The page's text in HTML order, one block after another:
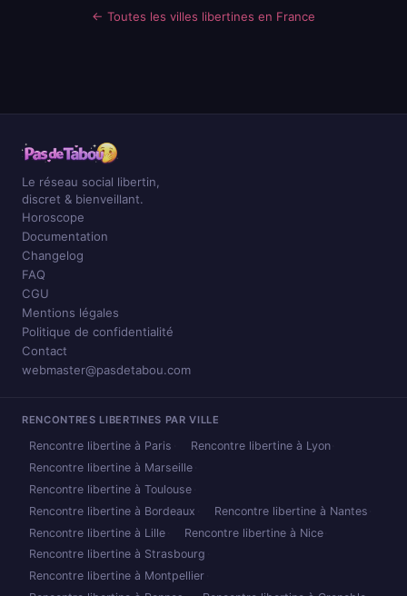
← Toutes les villes libertines en France
Le réseau social libertin,
discret & bienveillant.
Horoscope
Documentation
Changelog
FAQ
CGU
Mentions légales
Politique de confidentialité
Contact
webmaster@pasdetabou.com
RENCONTRES LIBERTINES PAR VILLE
Rencontre libertine à Paris
Rencontre libertine à Lyon
Rencontre libertine à Marseille
Rencontre libertine à Toulouse
Rencontre libertine à Bordeaux
Rencontre libertine à Nantes
Rencontre libertine à Lille
Rencontre libertine à Nice
Rencontre libertine à Strasbourg
Rencontre libertine à Montpellier